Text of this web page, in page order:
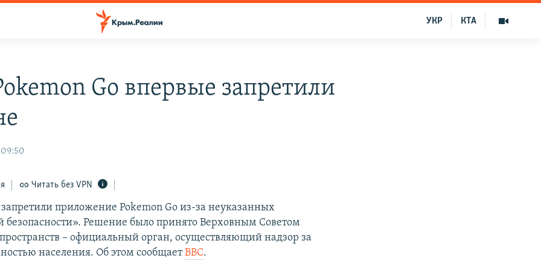
КТА
УКР
Go впервые запретили
09:50
Читать без VPN
приложение Pokemon Go из-за неуказанных
безопасности». Решение было принято Верховным Советом
– официальный орган, осуществляющий надзор за
населения. Об этом сообщаетBBC.